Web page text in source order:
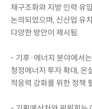
재구조화와 지방 인력 유
논의되었으며, 신산업 유
다양한 방안이 제시됨.
- 기후·에너지 분야에서
청정에너지 투자 확대, 온
적응력 강화를 위한 정책